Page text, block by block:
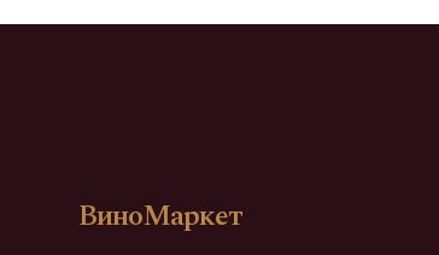
ВиноМаркет